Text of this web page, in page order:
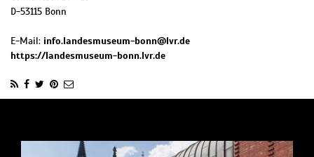
D-53115 Bonn
E-Mail: info.landesmuseum-bonn@lvr.de
https://landesmuseum-bonn.lvr.de